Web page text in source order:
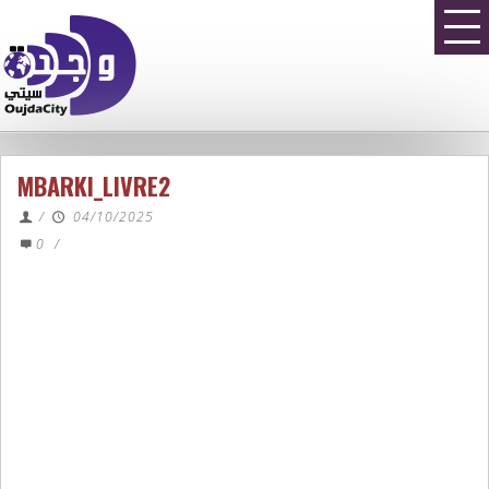
MBARKI_LIVRE2
/
04/10/2025
0 /